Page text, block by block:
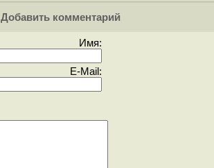
Добавить комментарий
Имя:
E-Mail: